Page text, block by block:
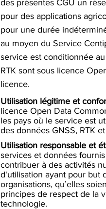
des présentes CGU un
pour des applications
pour une durée
au moyen du Service
service est conditionnée
RTK sont sous licence
licence.
Utilisation légitime et
licence Open Data
les pays où le service est
des données GNSS, RTK
Utilisation responsable et
services et données
contribuer à des activités
d'utilisation ayant pour but
organisations, qu’elles
principes de respect de la
technologie.